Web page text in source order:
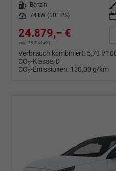
Kraftstoff
Benzin Außenfarbe
Leistung
74 kW (101 PS)
24.879,– €
incl. 19% MwSt.
Verbrauch kombiniert: 5,70 l/
CO2-Klasse: D
CO2-Emissionen: 130,00 g/km